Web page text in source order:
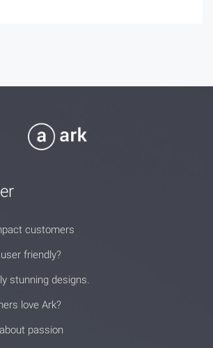
customers
friendly?
stunning designs.
love Ark?
passion